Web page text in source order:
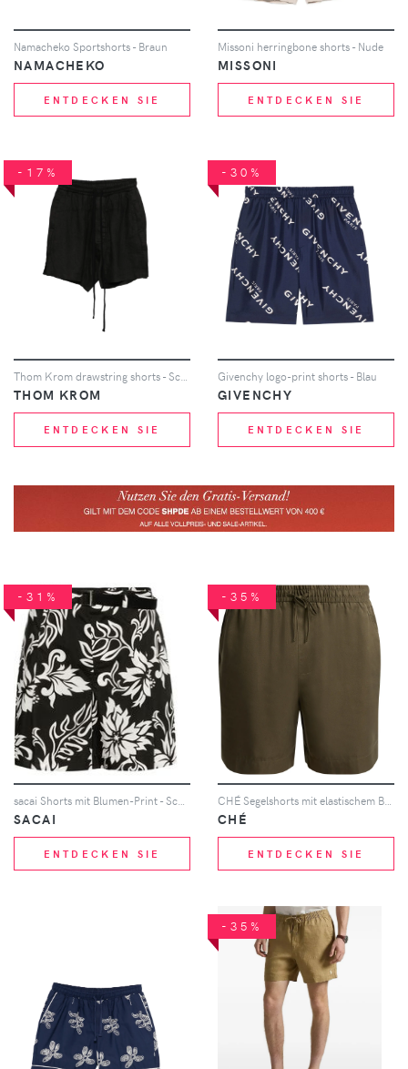
Namacheko Sportshorts - Braun
NAMACHEKO
ENTDECKEN SIE
Missoni herringbone shorts - Nude
MISSONI
ENTDECKEN SIE
-17%
Thom Krom drawstring shorts - Schwarz
THOM KROM
ENTDECKEN SIE
-30%
Givenchy logo-print shorts - Blau
GIVENCHY
ENTDECKEN SIE
-31%
SACAI
ENTDECKEN SIE
-35%
CHÉ
ENTDECKEN SIE
-35%